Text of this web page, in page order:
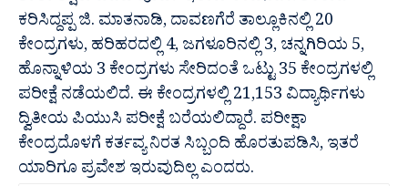
ಕರಿಸಿದ್ದಪ್ಪ ಜಿ. ಮಾತನಾಡಿ, ದಾವಣಗೆರೆ ತಾಲ್ಲೂಕಿನಲ್ಲಿ 20
ಕೇಂದ್ರಗಳು, ಹರಿಹರದಲ್ಲಿ 4, ಜಗಳೂರಿನಲ್ಲಿ 3, ಚನ್ನಗಿರಿಯ 5,
ಹೊನ್ನಾಳಿಯ 3 ಕೇಂದ್ರಗಳು ಸೇರಿದಂತೆ ಒಟ್ಟು 35 ಕೇಂದ್ರಗಳಲ್ಲಿ
ಪರೀಕ್ಷೆ ನಡೆಯಲಿದೆ. ಈ ಕೇಂದ್ರಗಳಲ್ಲಿ 21,153 ವಿದ್ಯಾರ್ಥಿಗಳು
ದ್ವಿತೀಯ ಪಿಯುಸಿ ಪರೀಕ್ಷೆ ಬರೆಯಲಿದ್ದಾರೆ. ಪರೀಕ್ಷಾ
ಕೇಂದ್ರದೊಳಗೆ ಕರ್ತವ್ಯ ನಿರತ ಸಿಬ್ಬಂದಿ ಹೊರತುಪಡಿಸಿ, ಇತರೆ
ಯಾರಿಗೂ ಪ್ರವೇಶ ಇರುವುದಿಲ್ಲ ಎಂದರು.